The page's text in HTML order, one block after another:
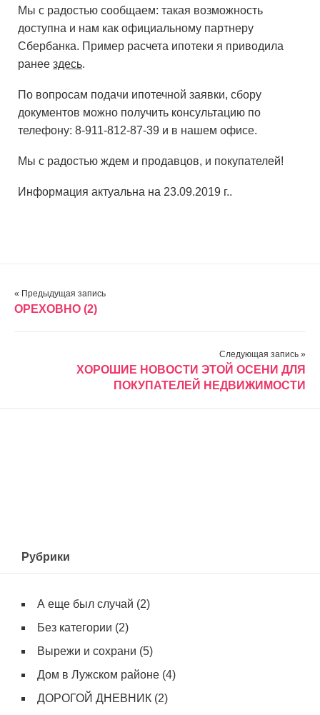
Мы с радостью сообщаем: такая возможность
доступна и нам как официальному партнеру
Сбербанка. Пример расчета ипотеки я приводила
ранее здесь.
По вопросам подачи ипотечной заявки, сбору
документов можно получить консультацию по
телефону: 8-911-812-87-39 и в нашем офисе.
Мы с радостью ждем и продавцов, и покупателей!
Информация актуальна на 23.09.2019 г..
« Предыдущая запись
ОРЕХОВНО (2)
Следующая запись »
ХОРОШИЕ НОВОСТИ ЭТОЙ ОСЕНИ ДЛЯ
ПОКУПАТЕЛЕЙ НЕДВИЖИМОСТИ
Рубрики
А еще был случай (2)
Без категории (2)
Вырежи и сохрани (5)
Дом в Лужском районе (4)
ДОРОГОЙ ДНЕВНИК (2)